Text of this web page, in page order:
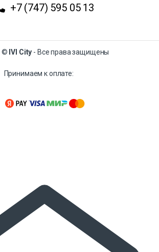
+7 (747) 595 05 13
© IVI City - Все права защищены
Принимаем к оплате: